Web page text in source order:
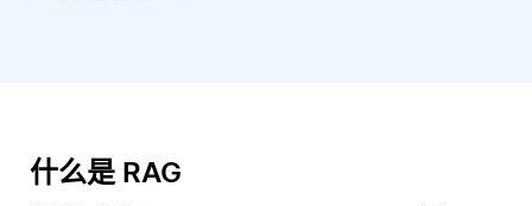
什么是 RAG